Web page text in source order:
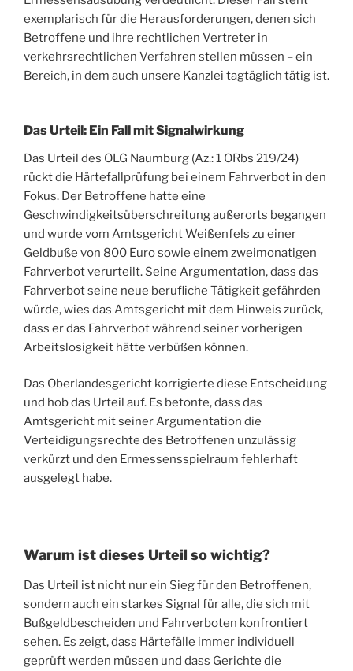
exemplarisch für die Herausforderungen, denen sich
Betroffene und ihre rechtlichen Vertreter in
verkehrsrechtlichen Verfahren stellen müssen – ein
Bereich, in dem auch unsere Kanzlei tagtäglich tätig ist.
Das Urteil: Ein Fall mit Signalwirkung
Das Urteil des OLG Naumburg (Az.: 1 ORbs 219/24)
rückt die Härtefallprüfung bei einem Fahrverbot in den
Fokus. Der Betroffene hatte eine
Geschwindigkeitsüberschreitung außerorts begangen
und wurde vom Amtsgericht Weißenfels zu einer
Geldbuße von 800 Euro sowie einem zweimonatigen
Fahrverbot verurteilt. Seine Argumentation, dass das
Fahrverbot seine neue berufliche Tätigkeit gefährden
würde, wies das Amtsgericht mit dem Hinweis zurück,
dass er das Fahrverbot während seiner vorherigen
Arbeitslosigkeit hätte verbüßen können.
Das Oberlandesgericht korrigierte diese Entscheidung
und hob das Urteil auf. Es betonte, dass das
Amtsgericht mit seiner Argumentation die
Verteidigungsrechte des Betroffenen unzulässig
verkürzt und den Ermessensspielraum fehlerhaft
ausgelegt habe.
Warum ist dieses Urteil so wichtig?
Das Urteil ist nicht nur ein Sieg für den Betroffenen,
sondern auch ein starkes Signal für alle, die sich mit
Bußgeldbescheiden und Fahrverboten konfrontiert
sehen. Es zeigt, dass Härtefälle immer individuell
geprüft werden müssen und dass Gerichte die